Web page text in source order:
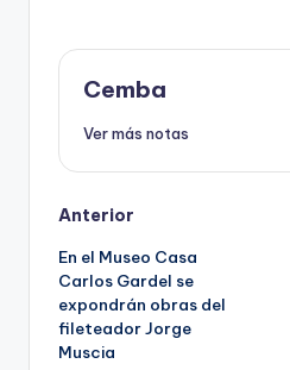
Cemba
Ver más notas
Post
navigation
Anterior
En el Museo Casa
Carlos Gardel se
expondrán obras del
fileteador Jorge
Muscia